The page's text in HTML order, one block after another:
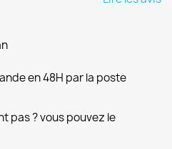
en 48H par la poste
pas ? vous pouvez le